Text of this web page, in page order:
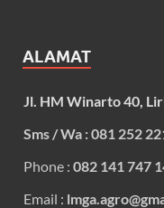
ALAMAT
Jl. HM Winarto 40,
Sms / Wa : 081 252
Phone : 082 141 747
Email :